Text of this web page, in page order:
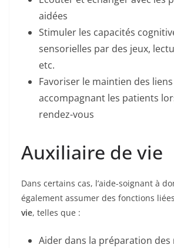
aidées
Stimuler les capacités
sensorielles par des jeux,
etc.
Favoriser le maintien des
accompagnant les patients
rendez-vous
Auxiliaire de vie
Dans certains cas, l’aide-soignant à
également assumer des fonctions liées
vie, telles que :
Aider dans la préparation des